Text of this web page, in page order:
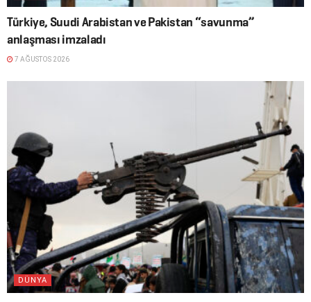
Türkiye, Suudi Arabistan ve Pakistan “savunma”
anlaşması imzaladı
7 AĞUSTOS 2026
DÜNYA